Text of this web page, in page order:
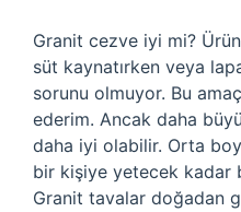
Granit cezve iyi mi?
süt kaynatırken veya
sorunu olmuyor. Bu
ederim. Ancak daha
daha iyi olabilir. Orta
bir kişiye yetecek kadar
Granit tavalar doğadan